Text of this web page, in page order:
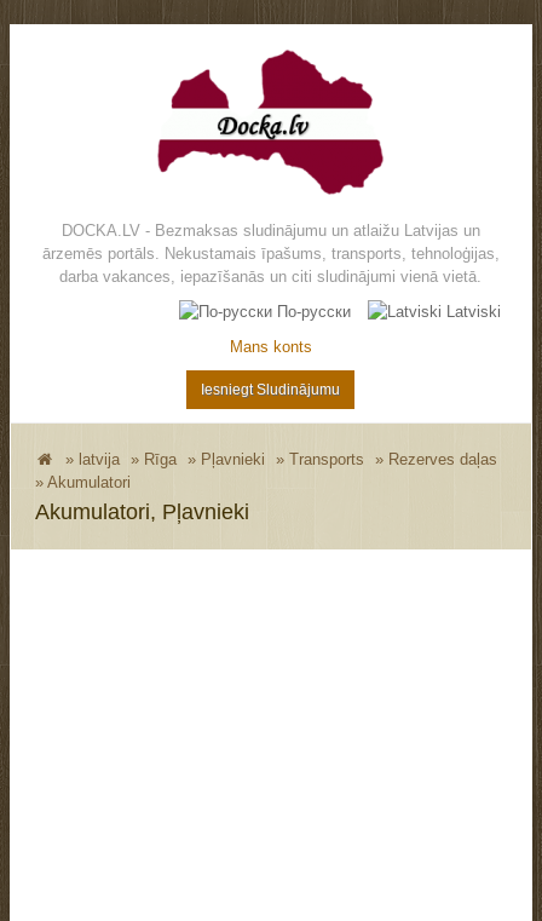
DOCKA.LV - Bezmaksas sludinājumu un atlaižu Latvijas un
ārzemēs portāls. Nekustamais īpašums, transports, tehnoloģijas,
darba vakances, iepazīšanās un citi sludinājumi vienā vietā.
По-русски
Latviski
Mans konts
Iesniegt Sludinājumu
» latvija » Rīga » Pļavnieki »Transports » Rezerves daļas
» Akumulatori
Akumulatori, Pļavnieki